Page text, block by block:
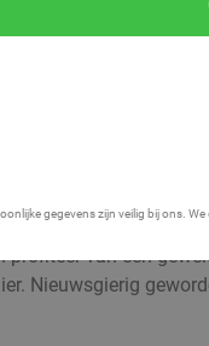
gegevens zijn veilig bij ons.
van een
Nieuwsgierig